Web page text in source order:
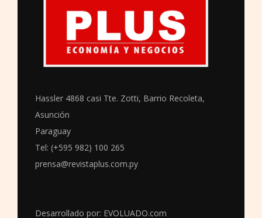
Hassler 4868 casi Tte. Zotti, Barrio Recoleta,
Asunción
Paraguay
Tel: (+595 982) 100 265
prensa@revistaplus.com.py
Desarrollado por: EVOLUADO.com